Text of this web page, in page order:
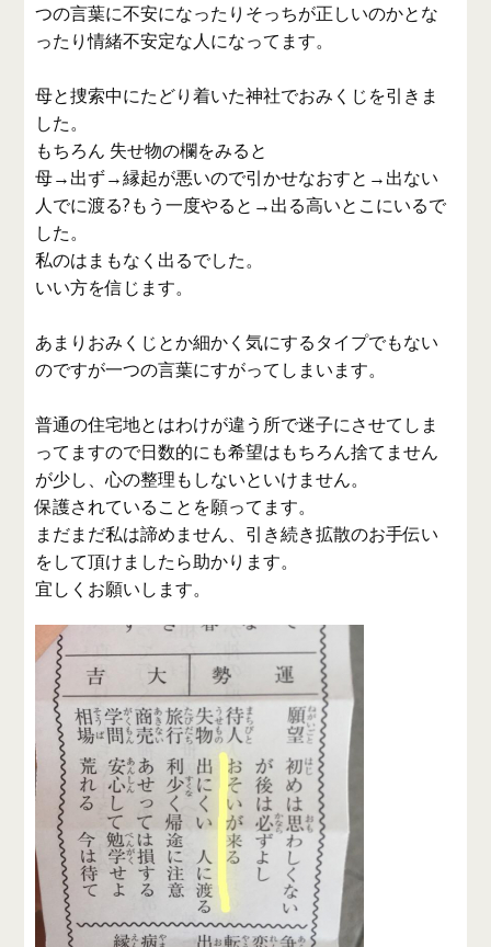
つの言葉に不安になったりそっちが正しいのかとな
ったり情緒不安定な人になってます。
母と捜索中にたどり着いた神社でおみくじを引きま
した。
もちろん 失せ物の欄をみると
母→出ず→縁起が悪いので引かせなおすと→出ない
人でに渡る?もう一度やると→出る高いとこにいるで
した。
私のはまもなく出るでした。
いい方を信じます。
あまりおみくじとか細かく気にするタイプでもない
のですが一つの言葉にすがってしまいます。
普通の住宅地とはわけが違う所で迷子にさせてしま
ってますので日数的にも希望はもちろん捨てません
が少し、心の整理もしないといけません。
保護されていることを願ってます。
まだまだ私は諦めません、引き続き拡散のお手伝い
をして頂けましたら助かります。
宜しくお願いします。